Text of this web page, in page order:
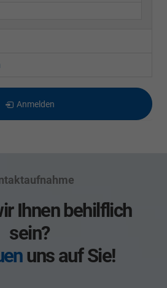
Anmelden
Ihnen behilflich
sein?
uns auf Sie!